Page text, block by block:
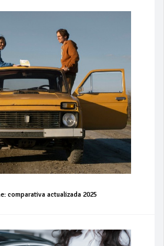
comparativa actualizada 2025